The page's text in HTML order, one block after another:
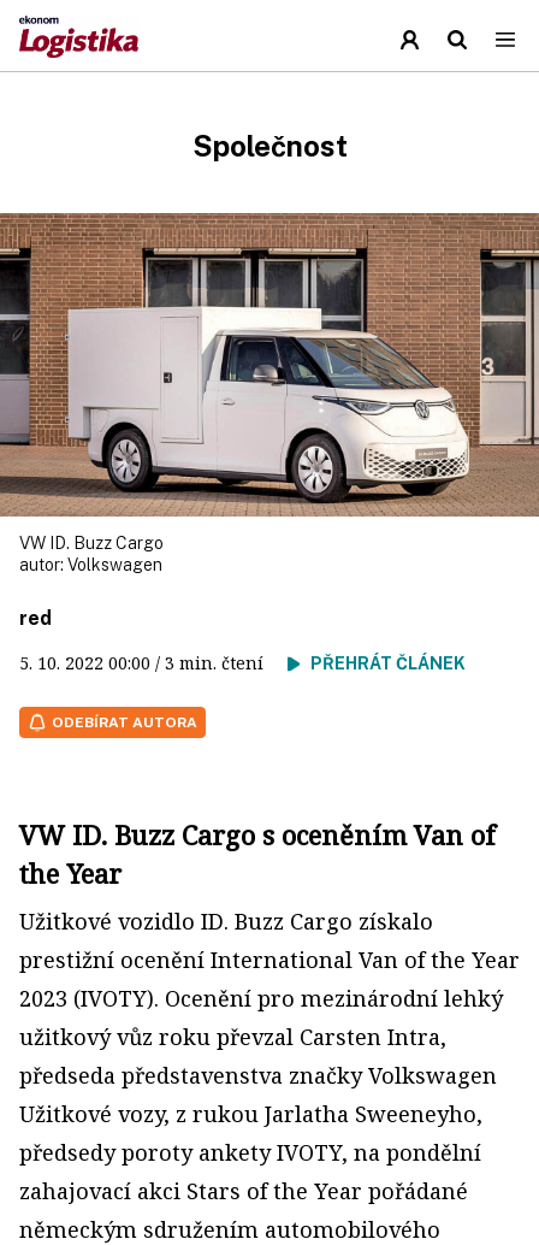
Společnost
VW ID. Buzz Cargo
autor: Volkswagen
red
5. 10. 2022 00:00 / 3 min. čtení PŘEHRÁT ČLÁNEK
ODEBÍRAT AUTORA
VW ID. Buzz Cargo s oceněním Van of
the Year
Užitkové vozidlo ID. Buzz Cargo získalo
prestižní ocenění International Van of the Year
2023 (IVOTY). Ocenění pro mezinárodní lehký
užitkový vůz roku převzal Carsten Intra,
předseda představenstva značky Volkswagen
Užitkové vozy, z rukou Jarlatha Sweeneyho,
předsedy poroty ankety IVOTY, na pondělní
zahajovací akci Stars of the Year pořádané
německým sdružením automobilového